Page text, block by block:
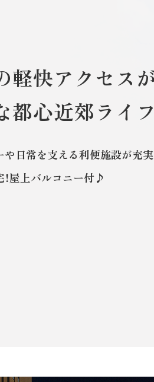
軽快アクセス
都心近郊ライフ
日常を支える利便施設が充
屋上バルコニー付♪